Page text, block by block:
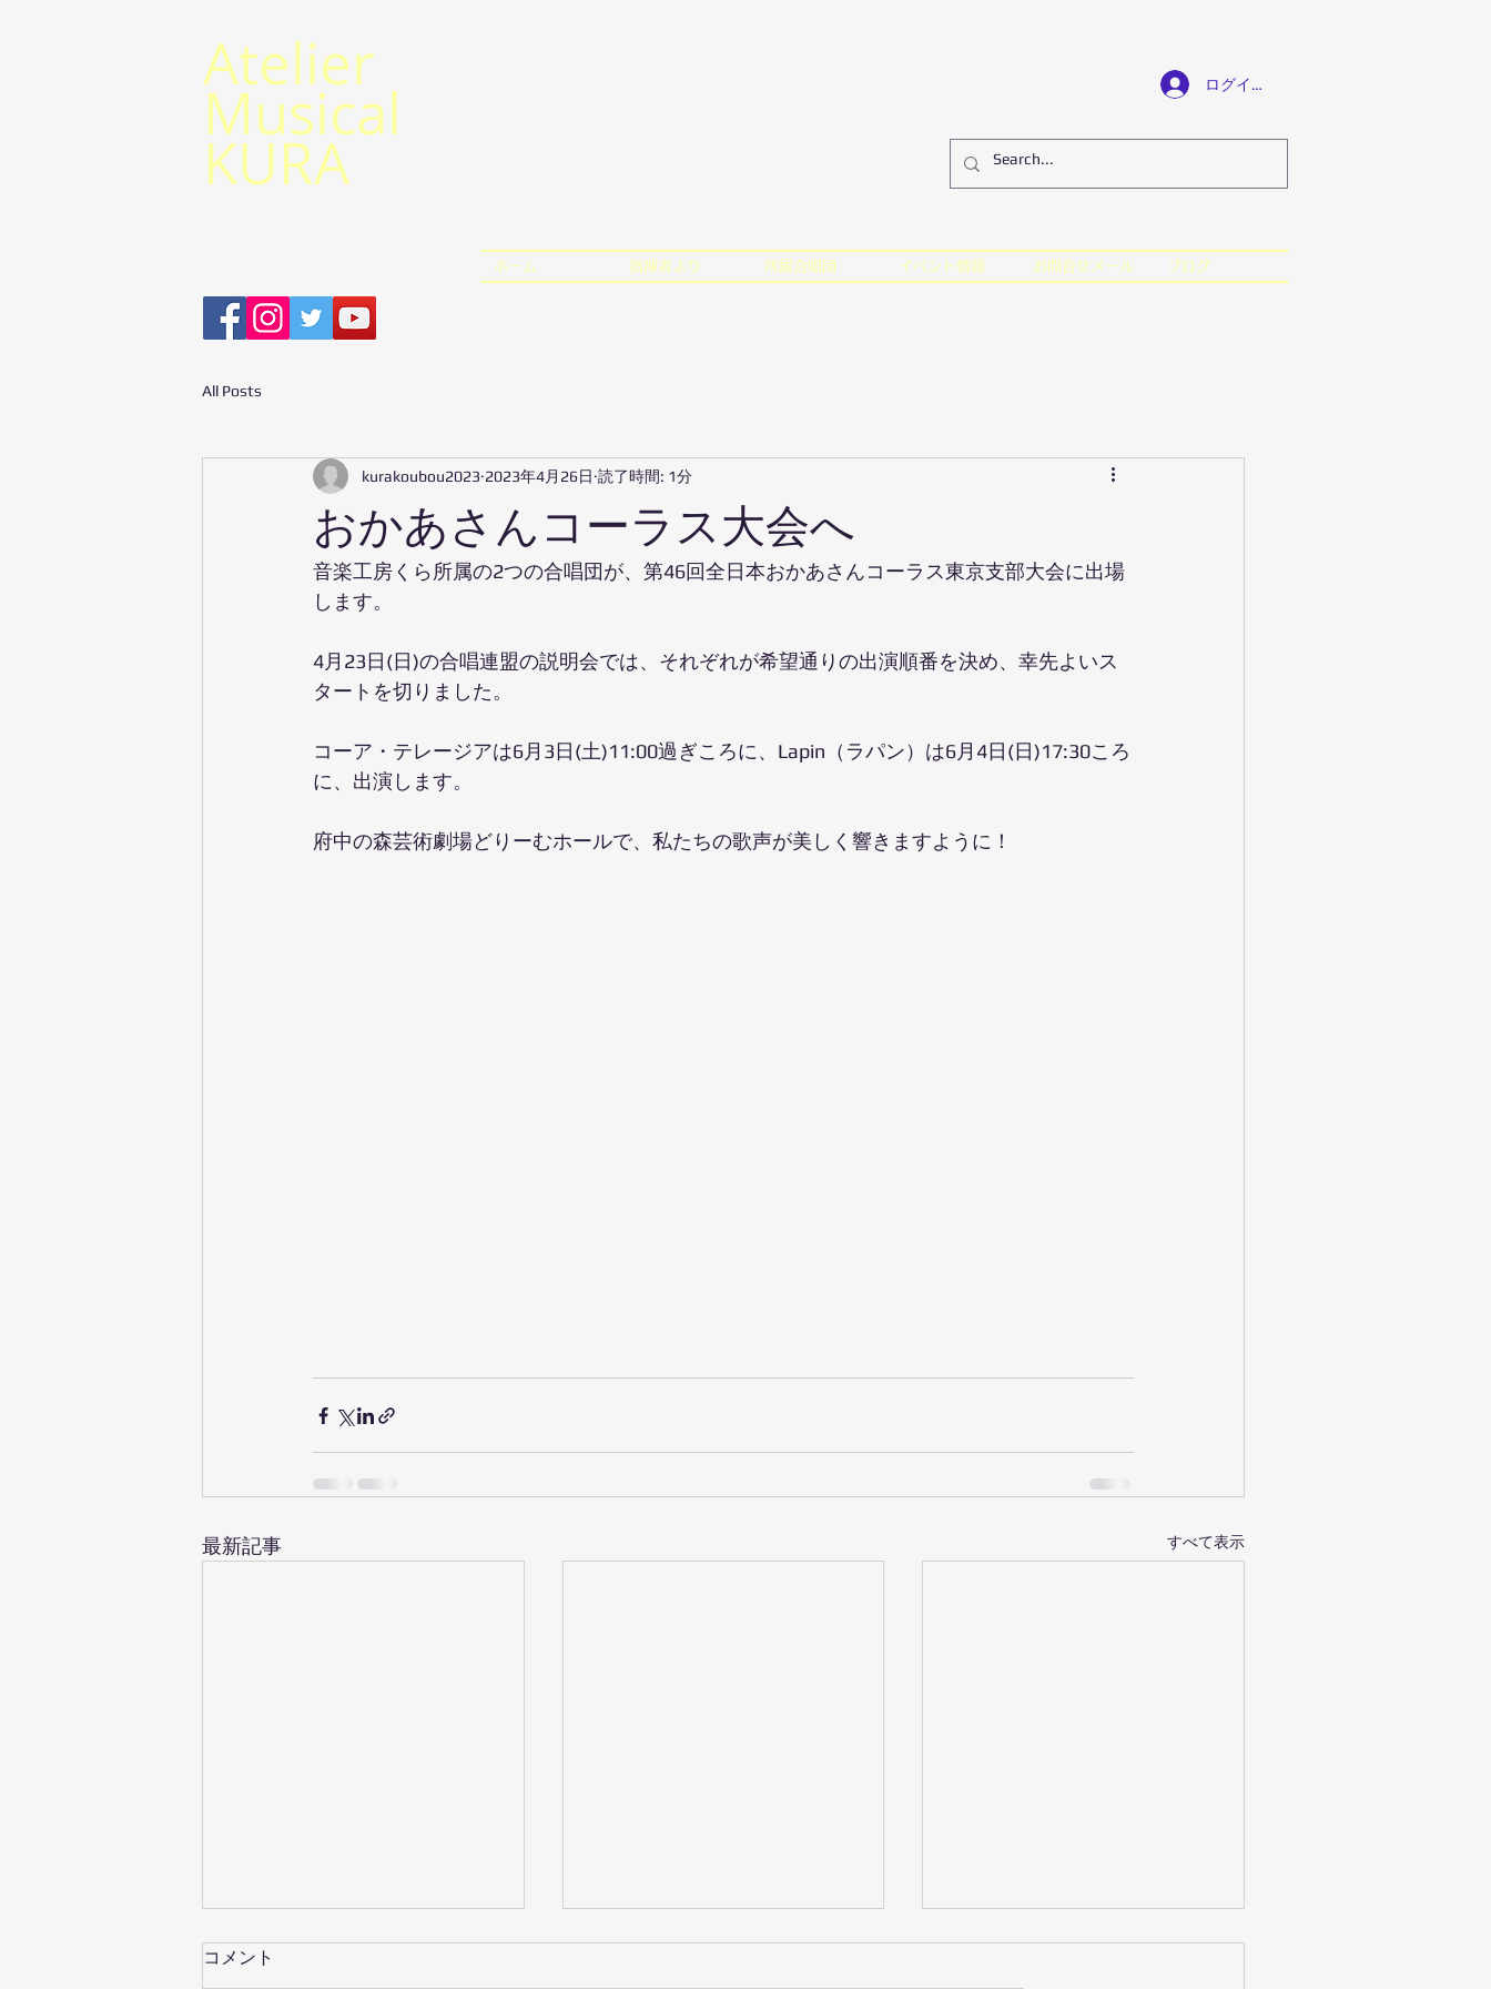
​Atelier
Musical
KURA
ログイン
ホーム 指揮者より 所属合唱団 イベント情報 お問合せメール ブログ
All Posts
おかあさんコーラス大会へ
kurakoubou2023 2023年4月26日 読了時間: 1分
音楽工房くら所属の2つの合唱団が、第46回全日本おかあさんコーラス東京支部大会に出場
します。
4月23日(日)の合唱連盟の説明会では、それぞれが希望通りの出演順番を決め、幸先よいス
タートを切りました。
コーア・テレージアは6月3日(土)11:00過ぎころに、Lapin（ラパン）は6月4日(日)17:30ころ
に、出演します。
府中の森芸術劇場どりーむホールで、私たちの歌声が美しく響きますように！
最新記事 すべて表示
オーケストラ合わせ
コメント